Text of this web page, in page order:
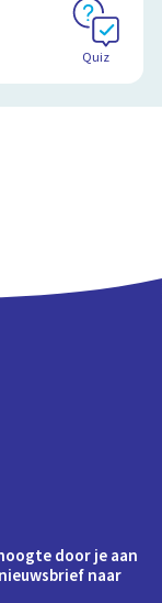
Quiz
door je aan
naar